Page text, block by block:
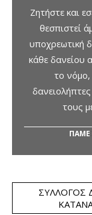
Ζητήστε και
θεσπιστεί
υποχρεωτική
κάθε δανείου
το
τους
ΠΑΜΕ
ΣΎΛΛΟΓΟΣ